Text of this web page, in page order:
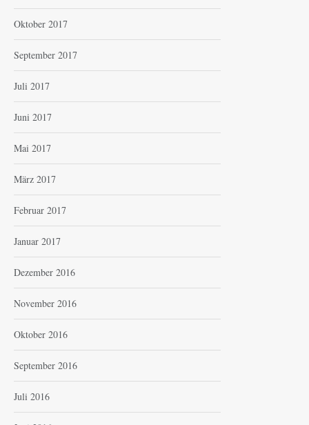
Oktober 2017
September 2017
Juli 2017
Juni 2017
Mai 2017
März 2017
Februar 2017
Januar 2017
Dezember 2016
November 2016
Oktober 2016
September 2016
Juli 2016